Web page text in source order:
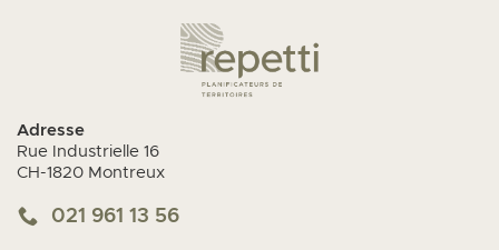
Adresse
Rue Industrielle 16
CH-1820 Montreux
021 961 13 56